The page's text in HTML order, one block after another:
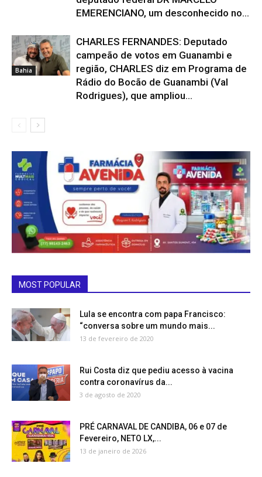
EMERENCIANO, um desconhecido no...
Bahia
CHARLES FERNANDES: Deputado
campeão de votos em Guanambi e
região, CHARLES diz em Programa de
Rádio do Bocão de Guanambi (Val
Rodrigues), que ampliou...
MOST POPULAR
Lula se encontra com papa Francisco:
“conversa sobre um mundo mais...
13 de fevereiro de 2020
Rui Costa diz que pediu acesso à vacina
contra coronavírus da...
3 de agosto de 2020
PRÉ CARNAVAL DE CANDIBA, 06 e 07 de
Fevereiro, NETO LX,...
13 de janeiro de 2026